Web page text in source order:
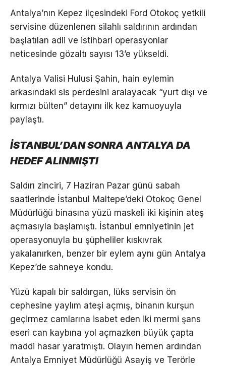
Antalya’nın Kepez ilçesindeki Ford Otokoç yetkili
servisine düzenlenen silahlı saldırının ardından
başlatılan adli ve istihbari operasyonlar
neticesinde gözaltı sayısı 13’e yükseldi.
Antalya Valisi Hulusi Şahin, hain eylemin
arkasındaki sis perdesini aralayacak “yurt dışı ve
kırmızı bülten” detayını ilk kez kamuoyuyla
paylaştı.
İSTANBUL’DAN SONRA ANTALYA DA
HEDEF ALINMIŞTI
Saldırı zinciri, 7 Haziran Pazar günü sabah
saatlerinde İstanbul Maltepe’deki Otokoç Genel
Müdürlüğü binasına yüzü maskeli iki kişinin ateş
açmasıyla başlamıştı. İstanbul emniyetinin jet
operasyonuyla bu şüpheliler kıskıvrak
yakalanırken, benzer bir eylem aynı gün Antalya
Kepez’de sahneye kondu.
Yüzü kapalı bir saldırgan, lüks servisin ön
cephesine yaylım ateşi açmış, binanın kurşun
geçirmez camlarına isabet eden iki mermi şans
eseri can kaybına yol açmazken büyük çapta
maddi hasar yaratmıştı. Olayın hemen ardından
Antalya Emniyet Müdürlüğü Asayiş ve Terörle